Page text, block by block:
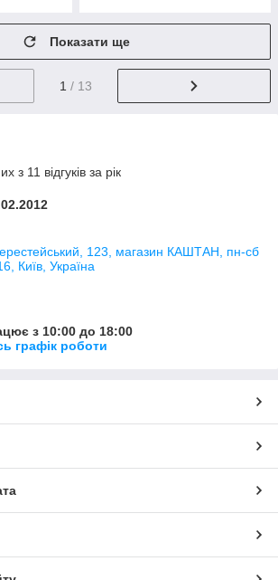
Показати ще
1 / 13
з 11 відгуків за рік
123, магазин КАШТАН, пн-сб
Київ, Україна
з 10:00 до 18:00
графік роботи